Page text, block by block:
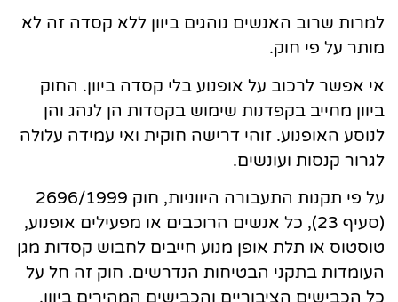
למרות שרוב האנשים נוהגים ביוון ללא קסדה זה לא
מותר על פי חוק.
אי אפשר לרכוב על אופנוע בלי קסדה ביוון. החוק
ביוון מחייב בקפדנות שימוש בקסדות הן לנהג והן
לנוסע האופנוע. זוהי דרישה חוקית ואי עמידה עלולה
לגרור קנסות ועונשים.
על פי תקנות התעבורה היווניות, חוק 2696/1999
(סעיף 23), כל אנשים הרוכבים או מפעילים אופנוע,
טוסטוס או תלת אופן מנוע חייבים לחבוש קסדות מגן
העומדות בתקני הבטיחות הנדרשים. חוק זה חל על
כל הכבישים הציבוריים והכבישים המהירים ביוון.